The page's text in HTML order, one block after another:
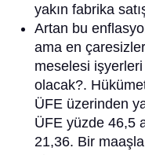
yakın fabrika
Artan bu
ama en
meselesi
olacak?.
ÜFE üzerinden
ÜFE yüzde 46,5
21,36. Bir